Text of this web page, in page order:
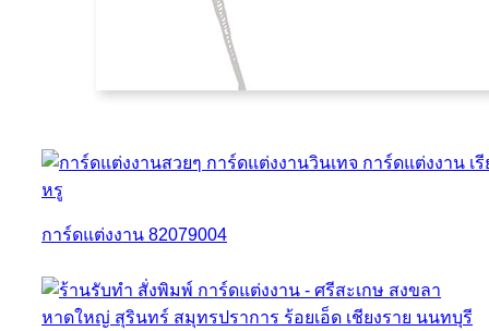
การ์ดแต่งงาน 82079004